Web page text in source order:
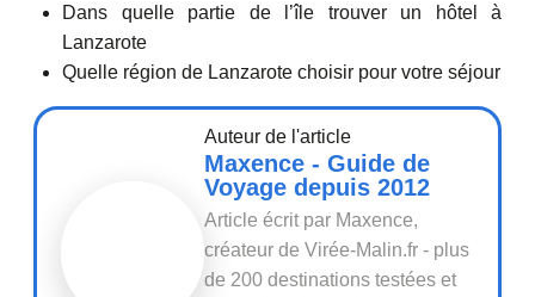
Dans quelle partie de l’île trouver un hôtel à
Lanzarote
Quelle région de Lanzarote choisir pour votre séjour
Auteur de l'article
Maxence - Guide de
Voyage depuis 2012
Article écrit par Maxence,
créateur de Virée-Malin.fr - plus
de 200 destinations testées et